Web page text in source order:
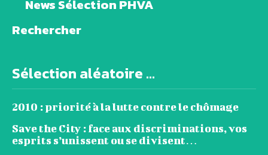
News Sélection PHVA
Rechercher
Sélection aléatoire ...
2010 : priorité à la lutte contre le chômage
Save the City : face aux discriminations, vos
esprits s’unissent ou se divisent…